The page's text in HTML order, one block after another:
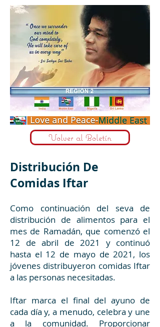
Distribución De
Comidas Iftar
Como continuación del seva de
distribución de alimentos para el
mes de Ramadán, que comenzó el
12 de abril de 2021 y continuó
hasta el 12 de mayo de 2021, los
jóvenes distribuyeron comidas Iftar
a las personas necesitadas.
Iftar marca el final del ayuno de
cada día y, a menudo, celebra y une
a la comunidad. Proporcionar
Volver al Boletín